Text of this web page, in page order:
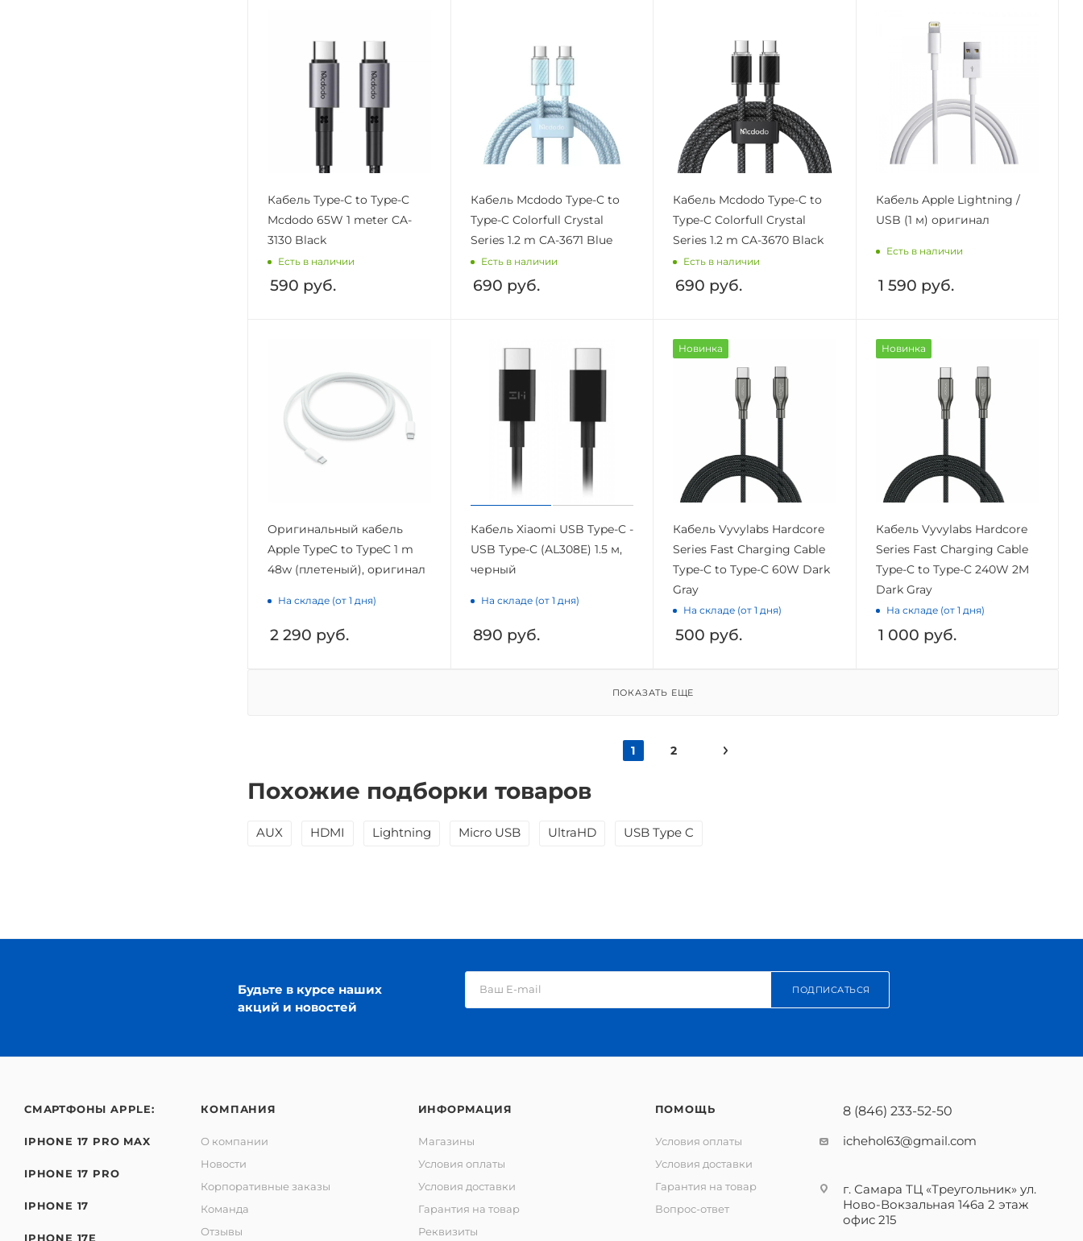
Кабель Type-C to Type-C
Mcdodo 65W 1 meter CA-
3130 Black
Есть в наличии
590 руб.
Кабель Mcdodo Type-C to
Type-C Colorfull Crystal
Series 1.2 m CA-3671 Blue
Есть в наличии
690 руб.
Кабель Mcdodo Type-C to
Type-C Colorfull Crystal
Series 1.2 m CA-3670 Black
Есть в наличии
690 руб.
Кабель Apple Lightning /
USB (1 м) оригинал
Есть в наличии
1 590 руб.
Оригинальный кабель
Apple TypeC to TypeC 1 m
48w (плетеный), оригинал
На складе (от 1 дня)
2 290 руб.
Кабель Xiaomi USB Type-C -
USB Type-C (AL308E) 1.5 м,
черный
На складе (от 1 дня)
890 руб.
Новинка
Кабель Vyvylabs Hardcore
Series Fast Charging Cable
Type-C to Type-C 60W Dark
Gray
На складе (от 1 дня)
500 руб.
Новинка
Кабель Vyvylabs Hardcore
Series Fast Charging Cable
Type-C to Type-C 240W 2M
Dark Gray
На складе (от 1 дня)
1 000 руб.
ПОКАЗАТЬ ЕЩЕ
1 2
Похожие подборки товаров
AUX HDMI Lightning Micro USB UltraHD USB Type C
Будьте в курсе наших
акций и новостей
ПОДПИСАТЬСЯ
СМАРТФОНЫ APPLE:
IPHONE 17 PRO MAX
IPHONE 17 PRO
IPHONE 17
IPHONE 17E
КОМПАНИЯ
О компании
Новости
Корпоративные заказы
Команда
Отзывы
ИНФОРМАЦИЯ
Магазины
Условия оплаты
Условия доставки
Гарантия на товар
Реквизиты
ПОМОЩЬ
Условия оплаты
Условия доставки
Гарантия на товар
Вопрос-ответ
8 (846) 233-52-50
ichehol63@gmail.com
г. Самара ТЦ «Треугольник» ул.
Ново-Вокзальная 146а 2 этаж
офис 215